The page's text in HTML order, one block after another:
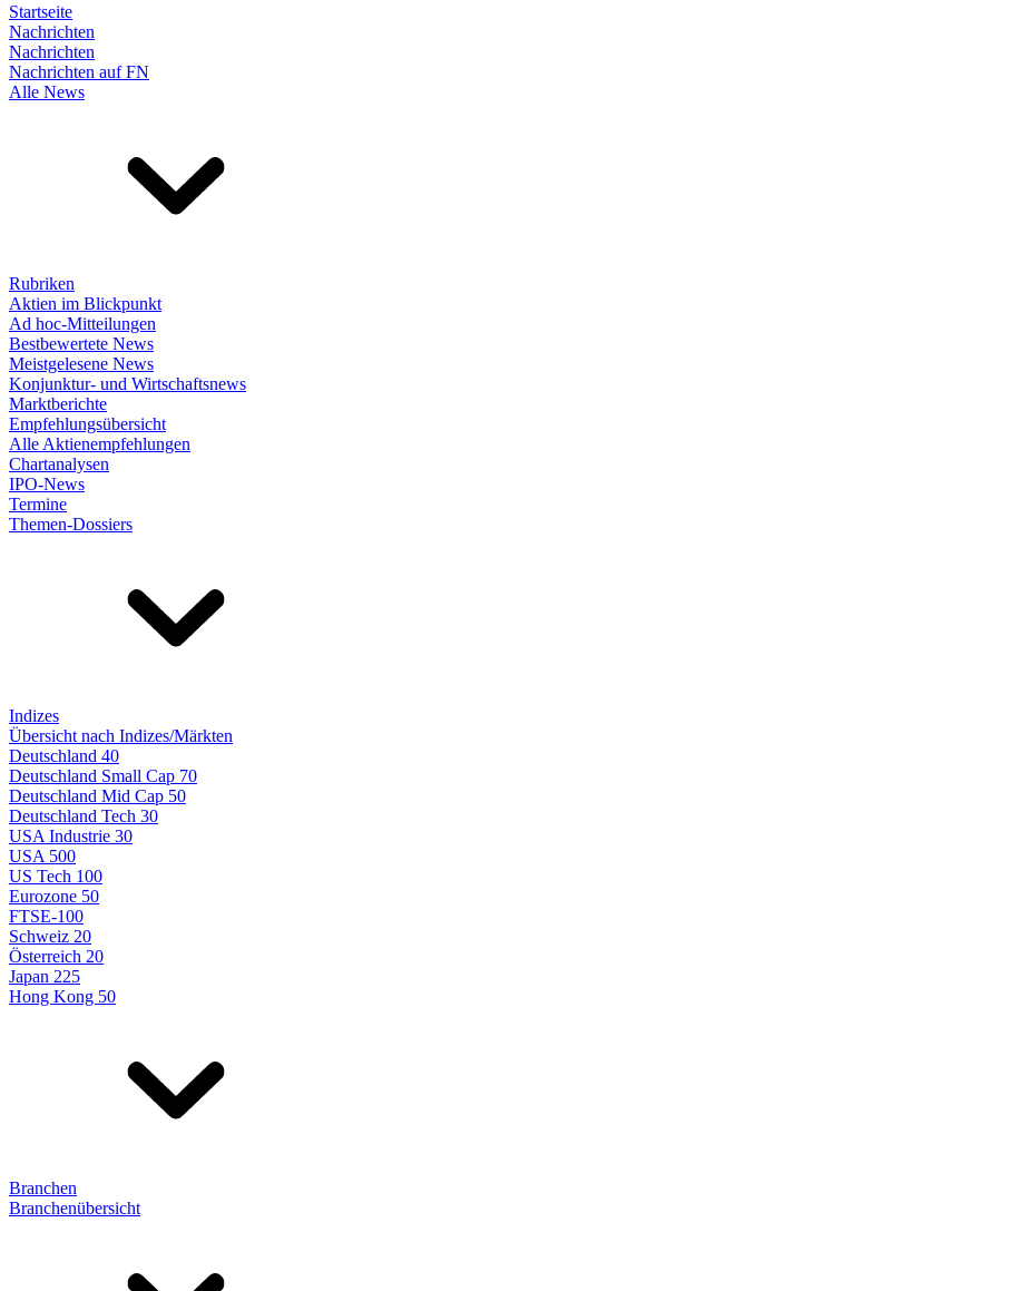
Startseite
Nachrichten
Nachrichten
Nachrichten auf FN
Alle News
Rubriken
Aktien im Blickpunkt
Ad hoc-Mitteilungen
Bestbewertete News
Meistgelesene News
Konjunktur- und Wirtschaftsnews
Marktberichte
Empfehlungsübersicht
Alle Aktienempfehlungen
Chartanalysen
IPO-News
Termine
Themen-Dossiers
Indizes
Übersicht nach Indizes/Märkten
Deutschland 40
Deutschland Small Cap 70
Deutschland Mid Cap 50
Deutschland Tech 30
USA Industrie 30
USA 500
US Tech 100
Eurozone 50
FTSE-100
Schweiz 20
Österreich 20
Japan 225
Hong Kong 50
Branchen
Branchenübersicht